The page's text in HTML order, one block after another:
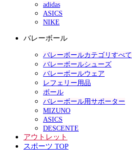
adidas
ASICS
NIKE
バレーボール
バレーボールカテゴリすべて
バレーボールシューズ
バレーボールウェア
レフェリー用品
ボール
バレーボール用サポーター
MIZUNO
ASICS
DESCENTE
アウトレット
スポーツ TOP